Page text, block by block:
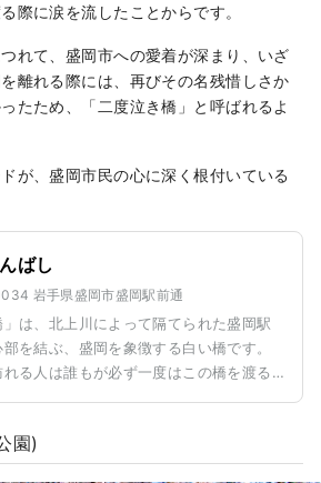
際に涙を流したことからです。
れて、盛岡市への愛着が深まり、いざ
離れる際には、再びその名残惜しさか
たため、「二度泣き橋」と呼ばれるよ
が、盛岡市民の心に深く根付いている
ばし
岩手県盛岡市盛岡駅前通
」は、北上川によって隔てられた盛岡駅
部を結ぶ、盛岡を象徴する白い橋です。
る人は誰もが必ず一度はこの橋を渡る
す。この名の由来は、盛岡へ転勤して
「遠い地に来た寂しさ」で涙を流しなが
園)